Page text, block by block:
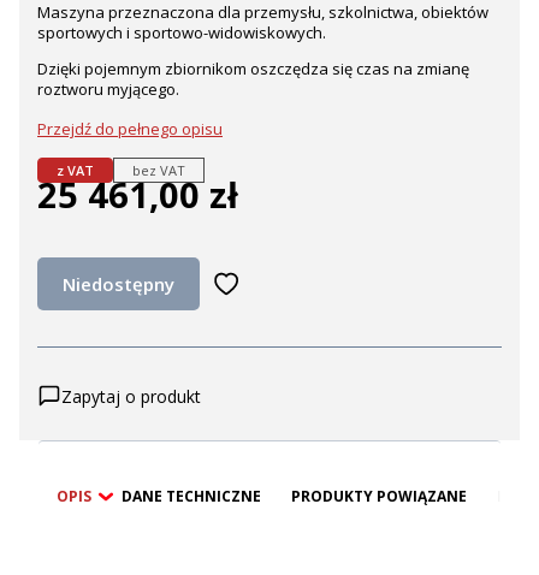
Maszyna przeznaczona dla przemysłu, szkolnictwa, obiektów
sportowych i sportowo-widowiskowych.
Dzięki pojemnym zbiornikom oszczędza się czas na zmianę
roztworu myjącego.
Przejdź do pełnego opisu
z VAT bez VAT
Cena
25 461,00 zł
Niedostępny
Zapytaj o produkt
OPIS DANE TECHNICZNE PRODUKTY POWIĄZANE